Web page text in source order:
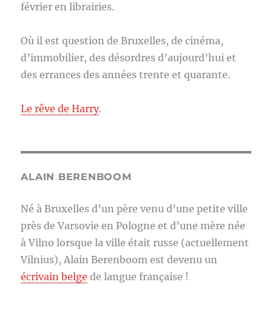
février en librairies.
Où il est question de Bruxelles, de cinéma,
d’immobilier, des désordres d’aujourd’hui et
des errances des années trente et quarante.
Le rêve de Harry.
ALAIN BERENBOOM
Né à Bruxelles d’un père venu d’une petite ville
près de Varsovie en Pologne et d’une mère née
à Vilno lorsque la ville était russe (actuellement
Vilnius), Alain Berenboom est devenu un
écrivain belge de langue française !